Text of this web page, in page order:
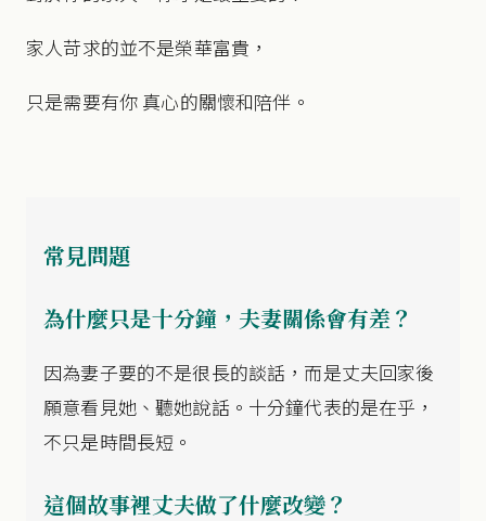
家人苛求的並不是榮華富貴，
只是需要有你 真心的關懷和陪伴。
常見問題
為什麼只是十分鐘，夫妻關係會有差？
因為妻子要的不是很長的談話，而是丈夫回家後
願意看見她、聽她說話。十分鐘代表的是在乎，
不只是時間長短。
這個故事裡丈夫做了什麼改變？